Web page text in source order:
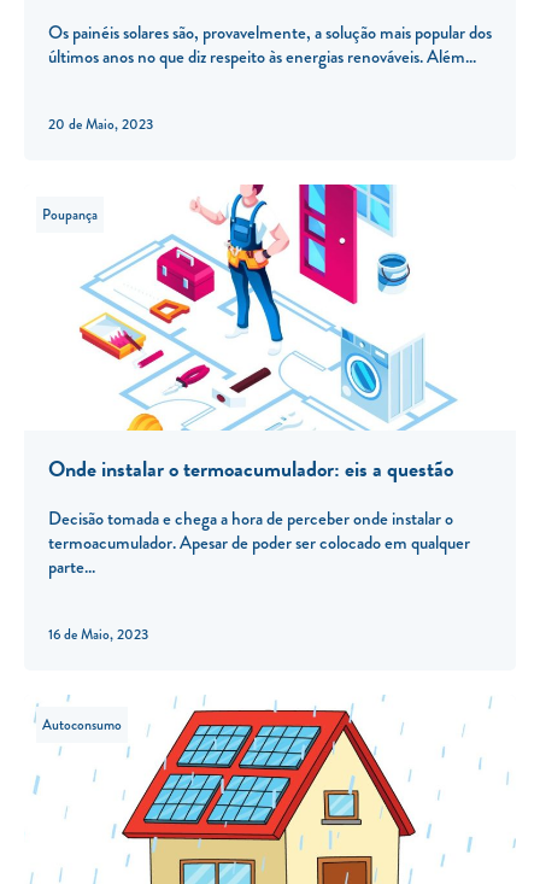
Os painéis solares são, provavelmente, a solução mais popular dos
últimos anos no que diz respeito às energias renováveis. Além
20 de Maio, 2023
Poupança
Onde instalar o termoacumulador: eis a questão
Decisão tomada e chega a hora de perceber onde instalar o
termoacumulador. Apesar de poder ser colocado em qualquer
parte
16 de Maio, 2023
Autoconsumo